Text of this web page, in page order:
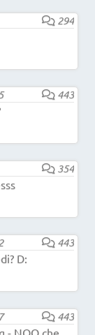
294
443
354
443
D:
443
- NOO che